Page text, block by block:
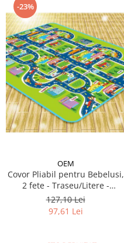
-23%
OEM
Covor Pliabil pentru Bebelusi,
2 fete - Traseu/Litere -
180/200 cm
127,10 Lei
97,61 Lei